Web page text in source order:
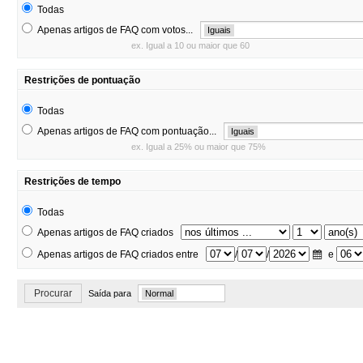
Todas
Apenas artigos de FAQ com votos...
Iguais
ex. Igual a 10 ou maior que 60
Restrições de pontuação
Todas
Apenas artigos de FAQ com pontuação...
Iguais
ex. Igual a 25% ou maior que 75%
Restrições de tempo
Todas
Apenas artigos de FAQ criados
Apenas artigos de FAQ criados entre
/ / e
Procurar Saída para Normal